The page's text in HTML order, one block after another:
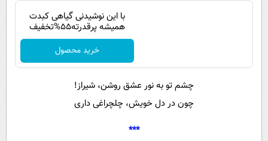
با این نوشیدنی گیاهی کبدت
همیشه پرقدرته55%تخفیف
خرید محصول
چشم تو به نور عشق روشن، شیراز!
چون در دل خویش، چلچراغی داری
***